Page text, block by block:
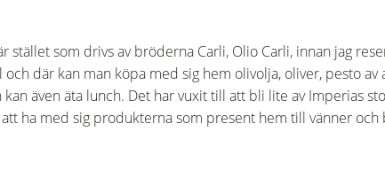
stället som drivs av bröderna Carli, Olio Carli, innan jag
där kan man köpa med sig hem olivolja, oliver, pesto av
kan även äta lunch. Det har vuxit till att bli lite av Imperias
ha med sig produkterna som present hem till vänner och